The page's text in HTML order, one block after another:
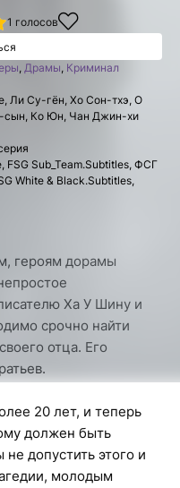
1 голосов
, Драмы, Криминал
Ли Су-гён, Хо Сон-тхэ, О
сын, Ко Юн, Чан Джин-хи
FSG Sub_Team.Subtitles, ФСГ
White & Black.Subtitles,
героям дорамы
Ха У Шину и
срочно найти
отца. Его
20 лет, и теперь
должен быть
допустить этого и
молодым